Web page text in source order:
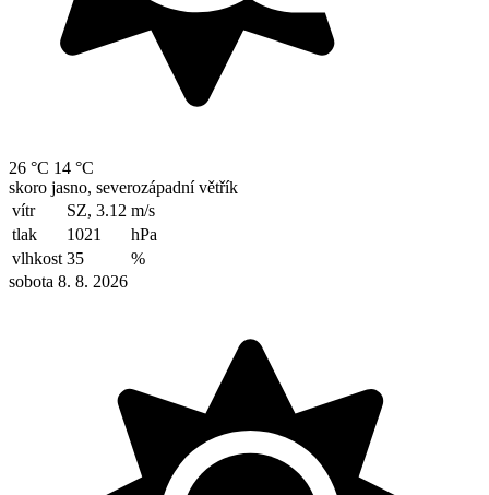
26 °C 14 °C
skoro jasno, severozápadní větřík
vítr
SZ, 3.12 m/s
tlak
1021
hPa
vlhkost 35
%
sobota 8. 8. 2026